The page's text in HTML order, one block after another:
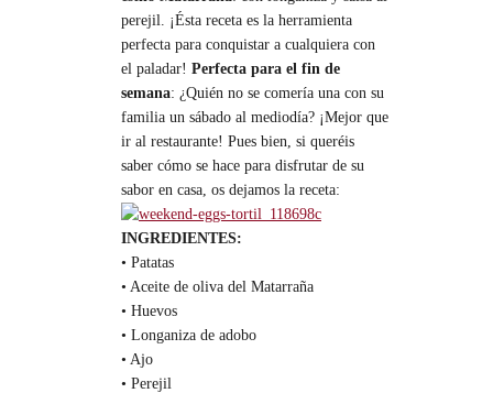
perejil. ¡Ésta receta es la herramienta
perfecta para conquistar a cualquiera con
el paladar! Perfecta para el fin de
semana: ¿Quién no se comería una con su
familia un sábado al mediodía? ¡Mejor que
ir al restaurante! Pues bien, si queréis
saber cómo se hace para disfrutar de su
sabor en casa, os dejamos la receta:
INGREDIENTES:
• Patatas
• Aceite de oliva del Matarraña
• Huevos
• Longaniza de adobo
• Ajo
• Perejil